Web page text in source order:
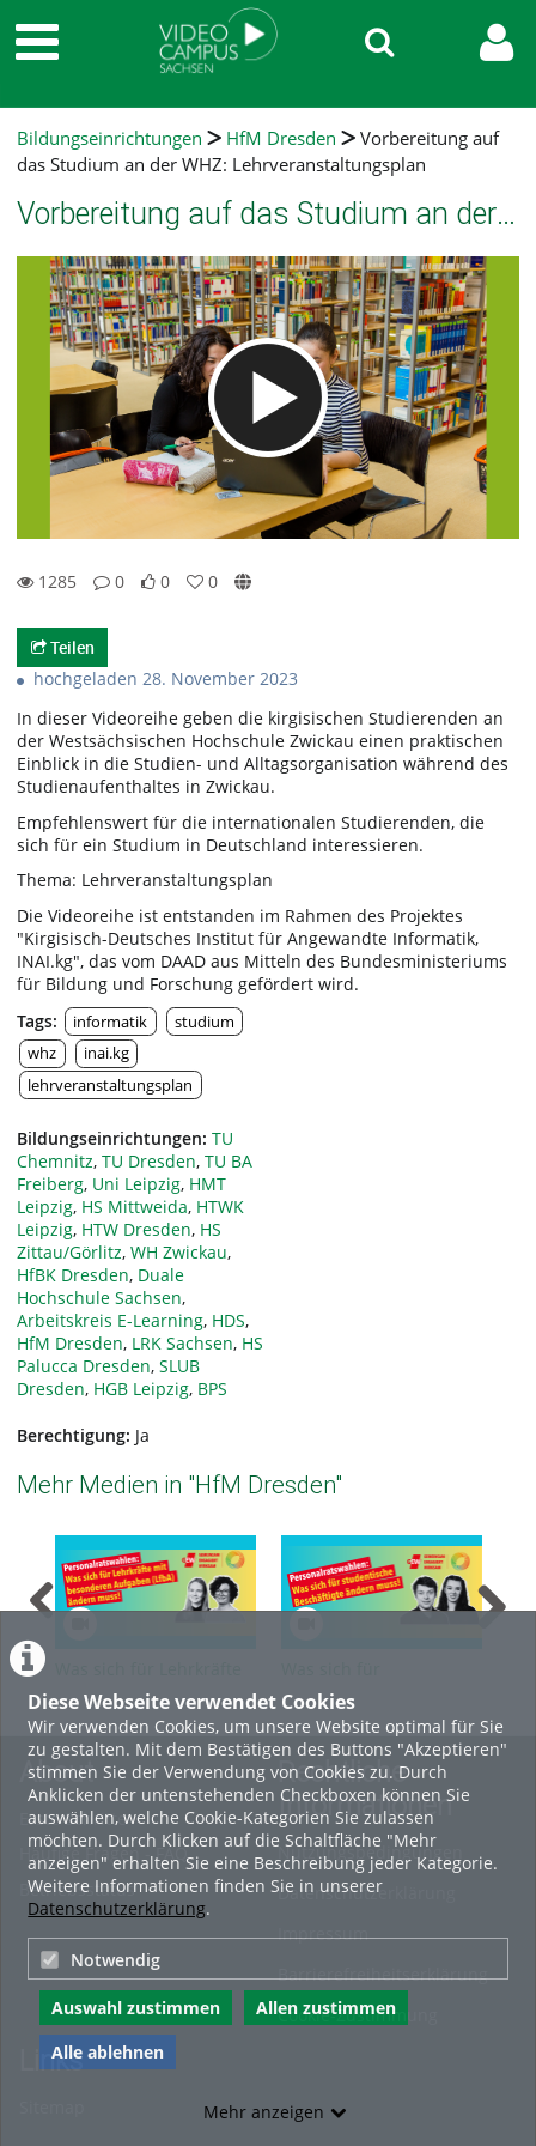
Diese Webseite verwendet Cookies
Wir verwenden Cookies, um unsere Website optimal für Sie
zu gestalten. Mit dem Bestätigen des Buttons "Akzeptieren"
stimmen Sie der Verwendung von Cookies zu. Durch
Anklicken der untenstehenden Checkboxen können Sie
auswählen, welche Cookie-Kategorien Sie zulassen
möchten. Durch Klicken auf die Schaltfläche "Mehr
anzeigen" erhalten Sie eine Beschreibung jeder Kategorie.
Weitere Informationen finden Sie in unserer
Datenschutzerklärung.
Notwendig
Auswahl zustimmen
Allen zustimmen
Alle ablehnen
Mehr anzeigen
Bildungseinrichtungen HfM Dresden
Vorbereitung auf
das Studium an der WHZ: Lehrveranstaltungsplan
Vorbereitung auf das Studium an der WHZ: Lehrveranstaltungsplan
1285
0
0
0
Teilen
hochgeladen 28. November 2023
In dieser Videoreihe geben die kirgisischen Studierenden an
der Westsächsischen Hochschule Zwickau einen praktischen
Einblick in die Studien- und Alltagsorganisation während des
Studienaufenthaltes in Zwickau.
Empfehlenswert für die internationalen Studierenden, die
sich für ein Studium in Deutschland interessieren.
Thema: Lehrveranstaltungsplan
Die Videoreihe ist entstanden im Rahmen des Projektes
"Kirgisisch-Deutsches Institut für Angewandte Informatik,
INAI.kg", das vom DAAD aus Mitteln des Bundesministeriums
für Bildung und Forschung gefördert wird.
Tags:
informatik
studium
whz
inai.kg
lehrveranstaltungsplan
Bildungseinrichtungen: TU
Chemnitz, TU Dresden, TU BA
Freiberg, Uni Leipzig, HMT
Leipzig, HS Mittweida, HTWK
Leipzig, HTW Dresden, HS
Zittau/Görlitz, WH Zwickau,
HfBK Dresden, Duale
Hochschule Sachsen,
Arbeitskreis E-Learning, HDS,
HfM Dresden, LRK Sachsen, HS
Palucca Dresden, SLUB
Dresden, HGB Leipzig, BPS
Berechtigung: Ja
Mehr Medien in "HfM Dresden"
für besondere Aufgaben
(LfbA) ändern muss
studentische
Beschäftigte ändern
muss
About
Erste Schritte
Häufige Fragen - FAQ
Betriebsstatus
Rechtliche
Informationen
Nutzungsbedingungen
Datenschutzerklärung
Impressum
Barrierefreiheitserklärung
Cookie-Zustimmung
Links